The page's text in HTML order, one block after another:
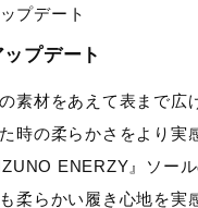
プデート
素材をあえて表まで広
時の柔らかさをより実
ENERZY』ソール
柔らかい履き心地を実